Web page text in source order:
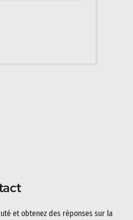
et obtenez des réponses sur la